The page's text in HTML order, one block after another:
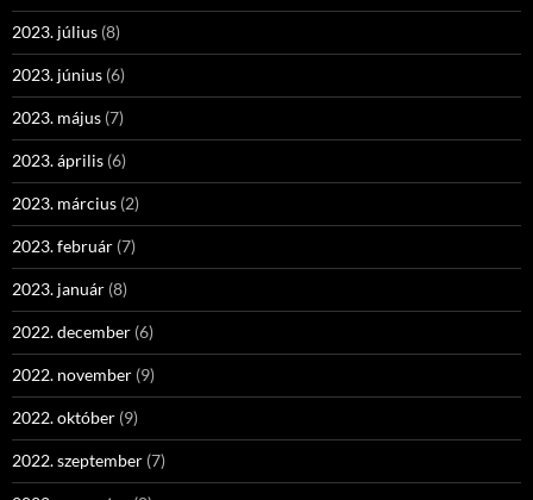
2023. július (8)
2023. június (6)
2023. május (7)
2023. április (6)
2023. március (2)
2023. február (7)
2023. január (8)
2022. december (6)
2022. november (9)
2022. október (9)
2022. szeptember (7)